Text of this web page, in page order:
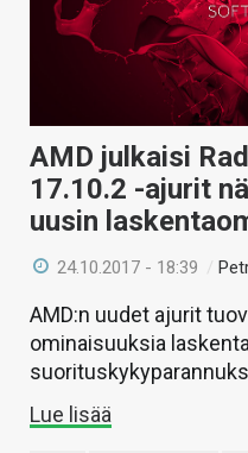
AMD julkaisi
17.10.2 -ajurit
uusin
24.10.2017 - 18:39 /
AMD:n uudet ajurit
ominaisuuksia
Lue lisää